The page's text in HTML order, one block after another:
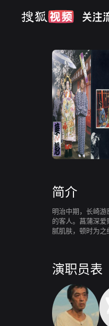
简介
明治中期，长崎
的客人。菖蒲深
腻肌肤，顿时为
演职员表